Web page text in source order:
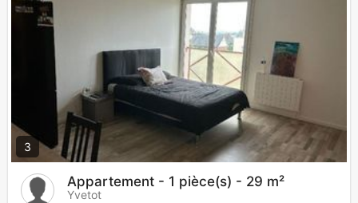
3
Appartement - 1 pièce(s) - 29 m²
Yvetot